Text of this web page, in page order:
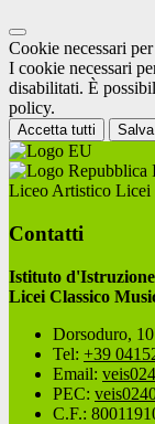
Cookie necessari
I cookie necessari
disabilitati. È
policy.
Accetta tutti
Liceo Artistico Licei
Contatti
Istituto
Licei Classico
Dorsoduro,
Tel: +39
Email:
PEC:
C.F.: